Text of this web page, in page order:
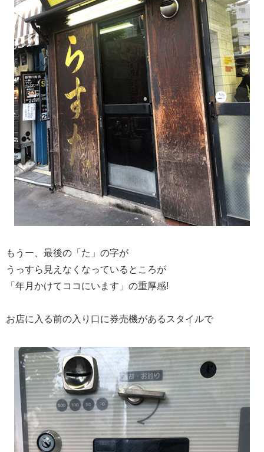
もうー、最後の「た」の字が
うっすら見えなくなっているところが
「年月かけてココにいます」の重厚感!
お店に入る前の入り口に券売機があるスタイルで